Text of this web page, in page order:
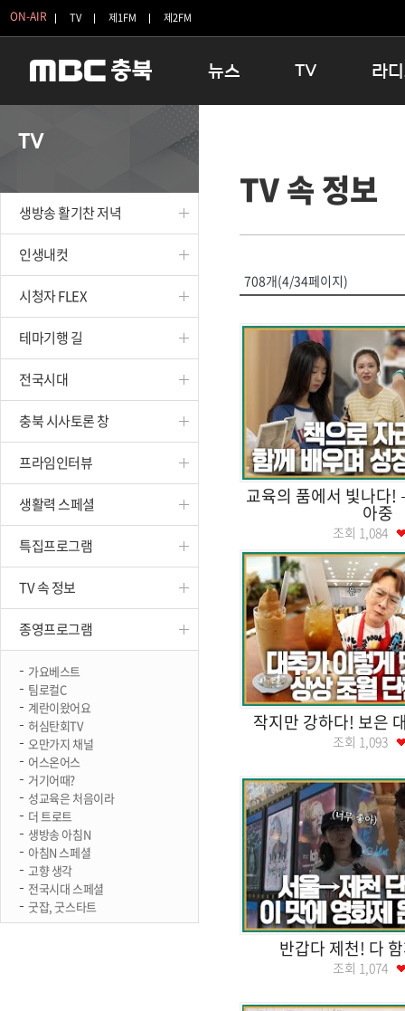
ON-AIR TV 제1FM 제2FM
뉴스
보은
옥천
TV
인생내컷
테마기행 길
시청자 FLEX
특집프로그램
종영프로그램
라
16:00 완
우리 고
TV
생방송 활기찬 저녁
인생내컷
시청자 FLEX
테마기행 길
전국시대
충북 시사토론 창
프라임인터뷰
생활력 스페셜
특집프로그램
TV 속 정보
종영프로그램
가요베스트
팀로컬C
계란이왔어요
허심탄회TV
오만가지 채널
어스온어스
거기어때?
성교육은 처음이라
더 트로트
생방송 아침N
아침N 스페셜
고향 생각
전국시대 스페셜
굿잡, 굿스타트
TV 속 정보
708개(4/34페이지)
교육의 품에서 빛나다!
아중
조회 1,084
작지만 강하다! 보은
조회 1,093
반갑다 제천! 다
조회 1,074